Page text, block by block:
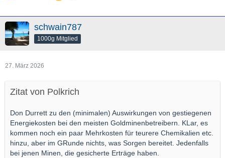
schwain787
1000g Mitglied
27. März 2026
Zitat von Polkrich
Don Durrett zu den (minimalen) Auswirkungen von gestiegenen
Energiekosten bei den meisten Goldminenbetreibern. KLar, es
kommen noch ein paar Mehrkosten für teurere Chemikalien etc.
hinzu, aber im GRunde nichts, was Sorgen bereitet. Jedenfalls
bei jenen Minen, die gesicherte Erträge haben.